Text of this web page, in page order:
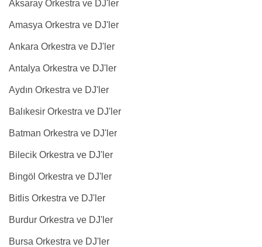
Aksaray Orkestra ve DJ'ler
Amasya Orkestra ve DJ'ler
Ankara Orkestra ve DJ'ler
Antalya Orkestra ve DJ'ler
Aydın Orkestra ve DJ'ler
Balıkesir Orkestra ve DJ'ler
Batman Orkestra ve DJ'ler
Bilecik Orkestra ve DJ'ler
Bingöl Orkestra ve DJ'ler
Bitlis Orkestra ve DJ'ler
Burdur Orkestra ve DJ'ler
Bursa Orkestra ve DJ'ler